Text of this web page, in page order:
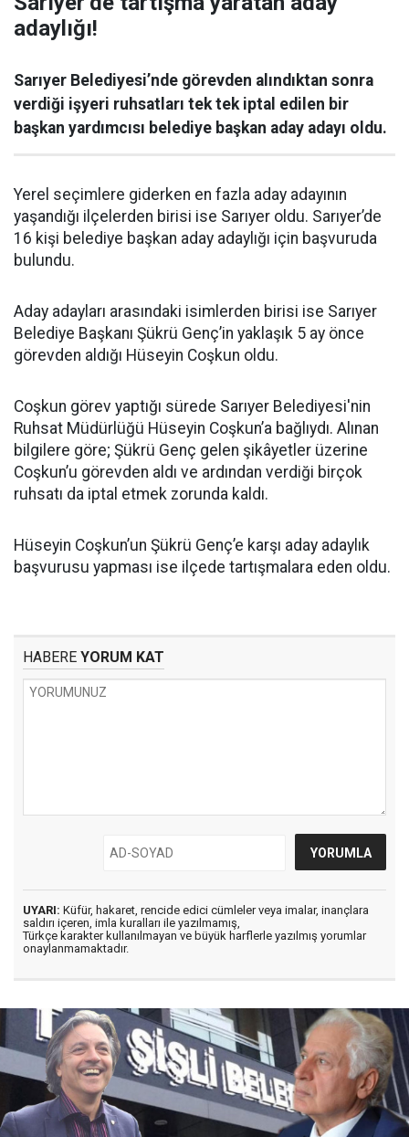
adaylığı!
Sarıyer Belediyesi’nde görevden alındıktan sonra
verdiği işyeri ruhsatları tek tek iptal edilen bir
başkan yardımcısı belediye başkan aday adayı oldu.
Yerel seçimlere giderken en fazla aday adayının
yaşandığı ilçelerden birisi ise Sarıyer oldu. Sarıyer’de
16 kişi belediye başkan aday adaylığı için başvuruda
bulundu.
Aday adayları arasındaki isimlerden birisi ise Sarıyer
Belediye Başkanı Şükrü Genç’in yaklaşık 5 ay önce
görevden aldığı Hüseyin Coşkun oldu.
Coşkun görev yaptığı sürede Sarıyer Belediyesi'nin
Ruhsat Müdürlüğü Hüseyin Coşkun’a bağlıydı. Alınan
bilgilere göre; Şükrü Genç gelen şikâyetler üzerine
Coşkun’u görevden aldı ve ardından verdiği birçok
ruhsatı da iptal etmek zorunda kaldı.
Hüseyin Coşkun’un Şükrü Genç’e karşı aday adaylık
başvurusu yapması ise ilçede tartışmalara eden oldu.
HABERE YORUM KAT
UYARI: Küfür, hakaret, rencide edici cümleler veya imalar, inançlara
saldırı içeren, imla kuralları ile yazılmamış,
Türkçe karakter kullanılmayan ve büyük harflerle yazılmış yorumlar
onaylanmamaktadır.